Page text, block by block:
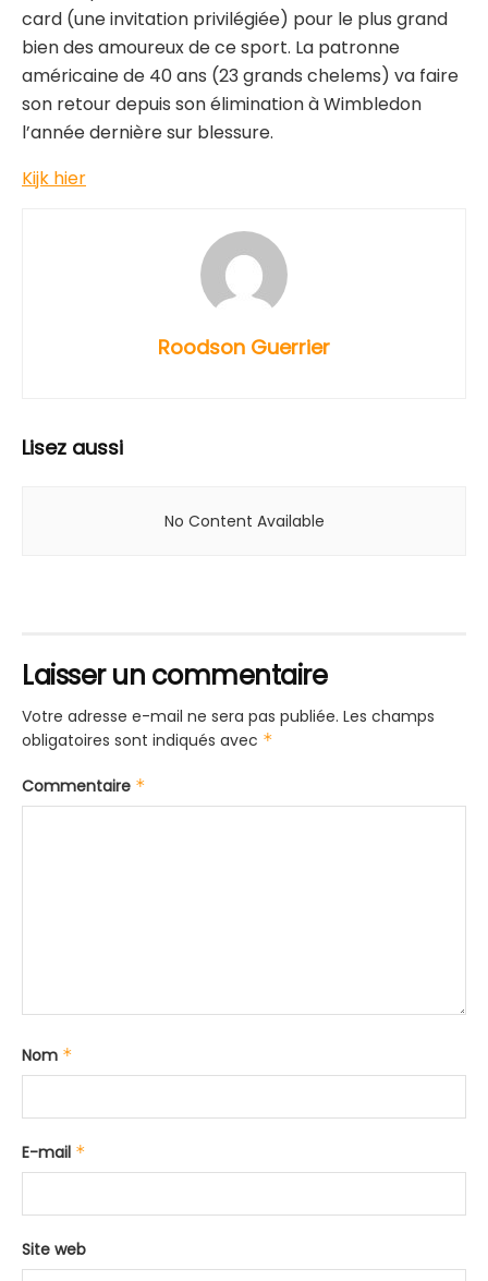
card (une invitation privilégiée) pour le plus grand
bien des amoureux de ce sport. La patronne
américaine de 40 ans (23 grands chelems) va faire
son retour depuis son élimination à Wimbledon
l’année dernière sur blessure.
Kijk hier
Roodson Guerrier
Lisez aussi
No Content Available
Laisser un commentaire
Votre adresse e-mail ne sera pas publiée. Les champs
obligatoires sont indiqués avec *
Commentaire *
Nom *
E-mail *
Site web